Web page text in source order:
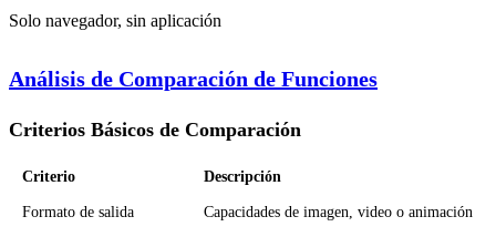
Solo navegador, sin aplicación
Análisis de Comparación de Funciones
Criterios Básicos de Comparación
Criterio Descripción
Formato de salida Capacidades de imagen, video o animación